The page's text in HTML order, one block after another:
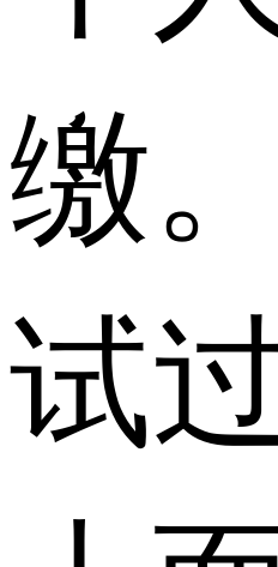
缴
试